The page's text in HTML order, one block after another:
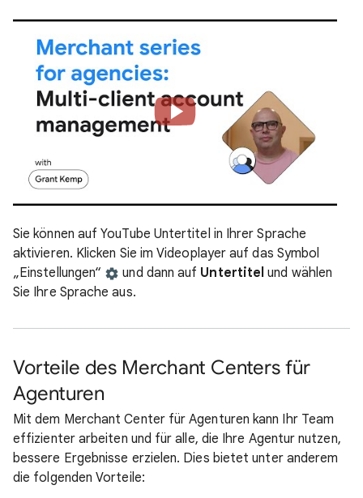
Sie können auf YouTube Untertitel in Ihrer Sprache
aktivieren. Klicken Sie im Videoplayer auf das Symbol
„Einstellungen“
und dann auf Untertitel und wählen
Sie Ihre Sprache aus.
Vorteile des Merchant Centers für
Agenturen
Mit dem Merchant Center für Agenturen kann Ihr Team
effizienter arbeiten und für alle, die Ihre Agentur nutzen,
bessere Ergebnisse erzielen. Dies bietet unter anderem
die folgenden Vorteile: